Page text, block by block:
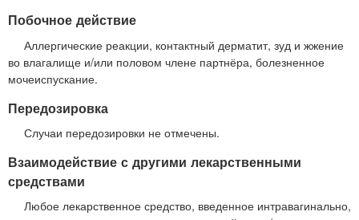
Побочное действие
Аллергические реакции, контактный дерматит, зуд и жжение
во влагалище и/или половом члене партнёра, болезненное
мочеиспускание.
Передозировка
Случаи передозировки не отмечены.
Взаимодействие с другими лекарственными
средствами
Любое лекарственное средство, введенное интравагинально,